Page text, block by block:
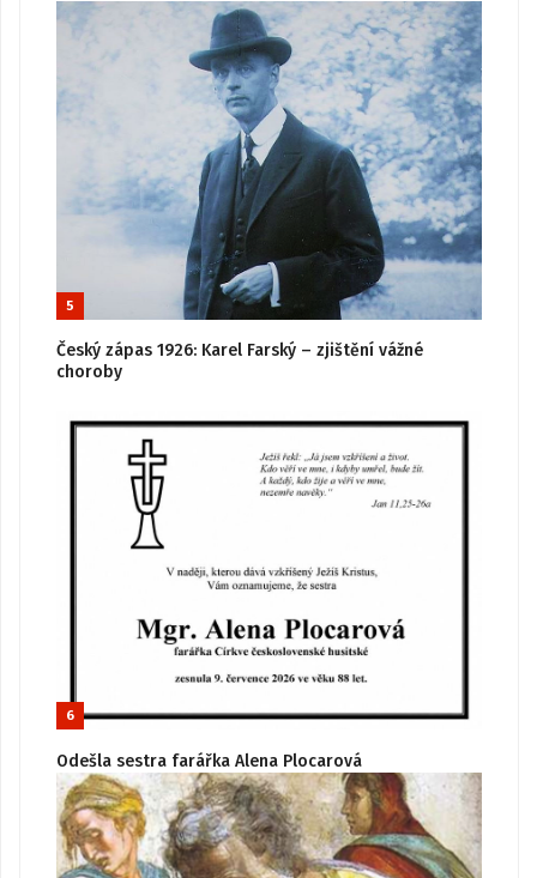
5
Český zápas 1926: Karel Farský – zjištění vážné
choroby
6
Odešla sestra farářka Alena Plocarová